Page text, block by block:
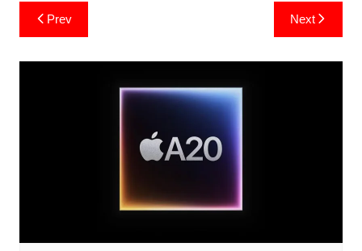
Post
navigation
Prev Next